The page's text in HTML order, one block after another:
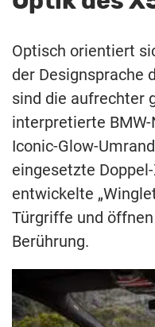
Optisch orientiert
der Designsprache
sind die aufrechter
interpretierte
Iconic-Glow-
eingesetzte
entwickelte
Türgriffe und
Berührung.